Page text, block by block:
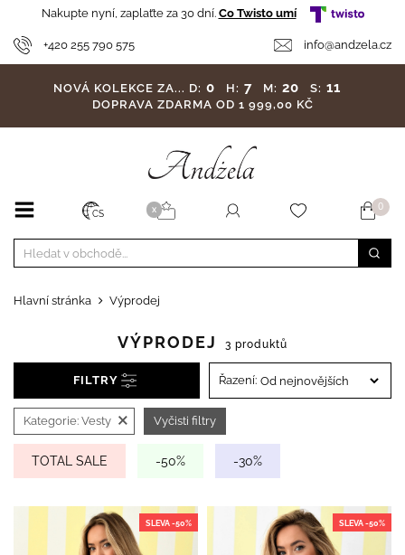
Nakupte nyní, zaplaťte za 30 dní. Co Twisto umí
+420 255 790 575 info@andzela.cz
NOVÁ KOLEKCE ZA... D: 0 H: 7 M: 20 S: 10
DOPRAVA ZDARMA OD 1 999,00 KČ
CS X 0
Hlavní stránka Výprodej
VÝPRODEJ 3 produktů
FILTRY Řazení:
Kategorie: Vesty × Vyčisti filtry
TOTAL SALE -50% -30%
SLEVA -50% SLEVA -50%